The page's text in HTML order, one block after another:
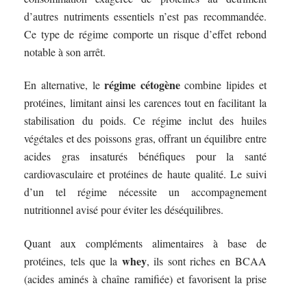
d’autres nutriments essentiels n’est pas recommandée.
Ce type de régime comporte un risque d’effet rebond
notable à son arrêt.
En alternative, lerégime cétogènecombine lipides et
protéines, limitant ainsi les carences tout en facilitant la
stabilisation du poids. Ce régime inclut des huiles
végétales et des poissons gras, offrant un équilibre entre
acides gras insaturés bénéfiques pour la santé
cardiovasculaire et protéines de haute qualité. Le suivi
d’un tel régime nécessite un accompagnement
nutritionnel avisé pour éviter les déséquilibres.
Quant aux compléments alimentaires à base de
protéines, tels que la whey, ils sont riches en BCAA
(acides aminés à chaîne ramifiée) et favorisent la prise